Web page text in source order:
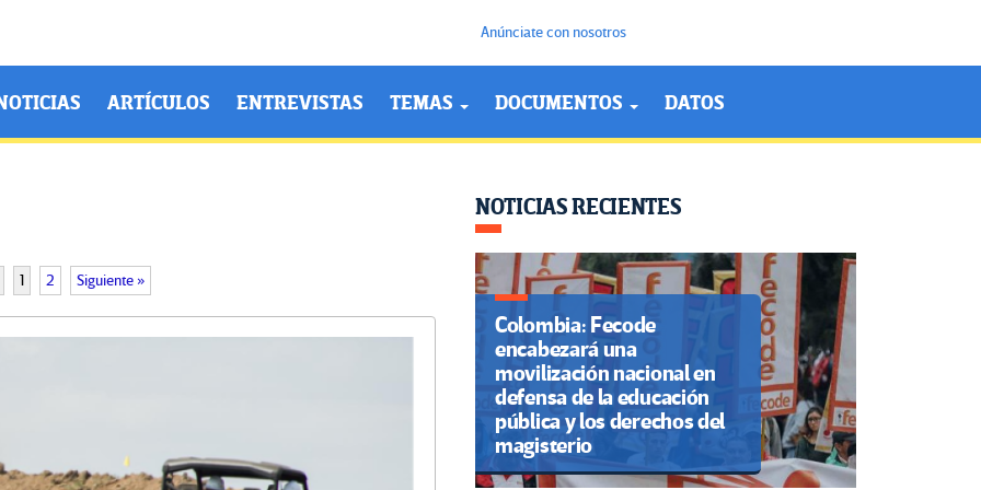
Anúnciate con nosotros
ARTÍCULOS ENTREVISTAS TEMAS DOCUMENTOS DATOS
1 2 Siguiente »
NOTICIAS RECIENTES
Colombia: Fecode
encabezará una
movilización nacional en
defensa de la educación
pública y los derechos del
magisterio